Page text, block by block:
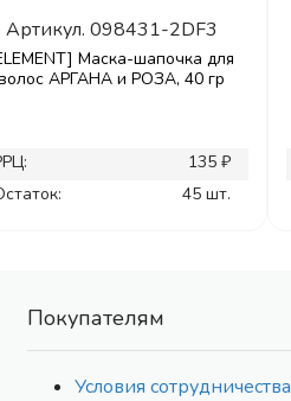
Артикул. 098431-2DF3
Маска-шапочка для
АРГАНА и РОЗА, 40 гр
135 ₽
45 шт.
Покупателям
Условия сотрудничества